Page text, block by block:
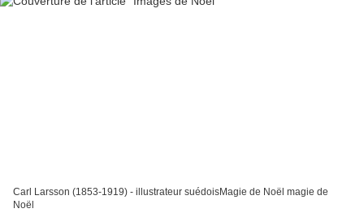
Carl Larsson (1853-1919) - illustrateur suédoisMagie de Noël magie de
Noël